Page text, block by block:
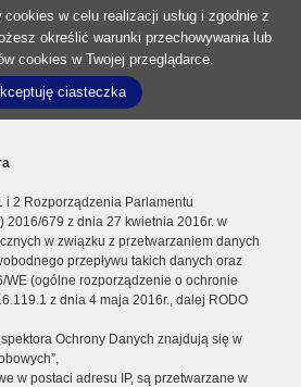
w celu realizacji usług i zgodnie z
określić warunki przechowywania lub
cookies w Twojej przeglądarce.
ciasteczka
i 2 Rozporządzenia Parlamentu
2016/679 z dnia 27 kwietnia 2016r. w
w związku z przetwarzaniem danych
przepływu takich danych oraz
WE (ogólne rozporządzenie o ochronie
z dnia 4 maja 2016r., dalej RODO
Ochrony Danych znajdują się w
w postaci adresu IP, są przetwarzane w